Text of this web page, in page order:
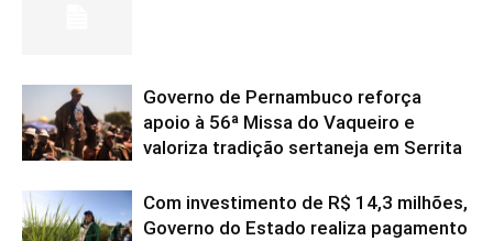
Governo de Pernambuco reforça
apoio à 56ª Missa do Vaqueiro e
valoriza tradição sertaneja em Serrita
Com investimento de R$ 14,3 milhões,
Governo do Estado realiza pagamento